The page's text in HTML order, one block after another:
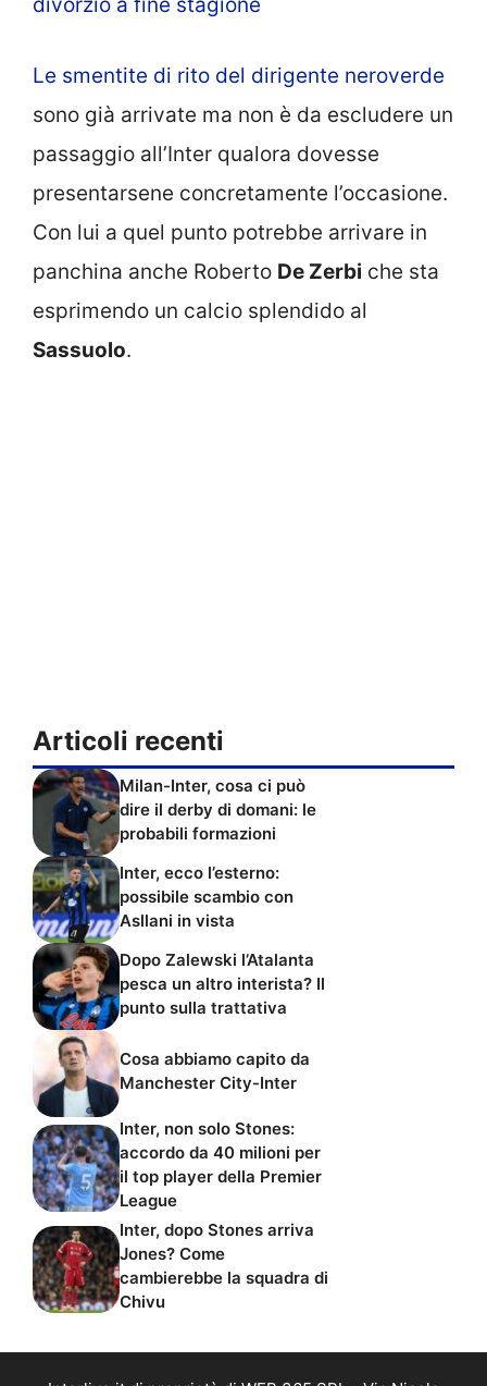
divorzio a fine stagione
Le smentite di rito del dirigente neroverde
sono già arrivate ma non è da escludere un
passaggio all’Inter qualora dovesse
presentarsene concretamente l’occasione.
Con lui a quel punto potrebbe arrivare in
panchina anche Roberto De Zerbi che sta
esprimendo un calcio splendido al
Sassuolo.
Articoli recenti
Milan-Inter, cosa ci può
dire il derby di domani: le
probabili formazioni
Inter, ecco l’esterno:
possibile scambio con
Asllani in vista
Dopo Zalewski l’Atalanta
pesca un altro interista? Il
punto sulla trattativa
Cosa abbiamo capito da
Manchester City-Inter
Inter, non solo Stones:
accordo da 40 milioni per
il top player della Premier
League
Inter, dopo Stones arriva
Jones? Come
cambierebbe la squadra di
Chivu